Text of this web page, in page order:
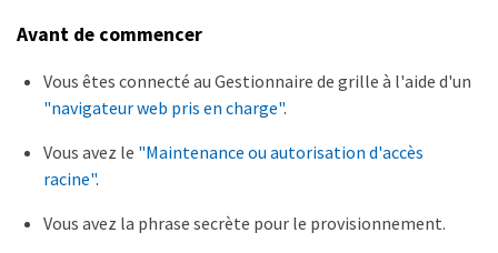
Avant de commencer
Vous êtes connecté au Gestionnaire de grille à l'aide d'un
"navigateur web pris en charge".
Vous avez le "Maintenance ou autorisation d'accès
racine".
Vous avez la phrase secrète pour le provisionnement.